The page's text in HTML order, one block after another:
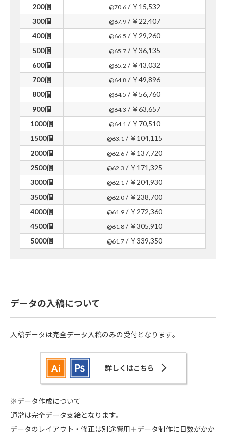
200個
@70.6 / ￥15,532
300個
@67.9 / ￥22,407
400個
@66.5 / ￥29,260
500個
@65.7 / ￥36,135
600個
@65.2 / ￥43,032
700個
@64.8 / ￥49,896
800個
@64.5 / ￥56,760
900個
@64.3 / ￥63,657
1000個
@64.1 / ￥70,510
1500個
@63.1 / ￥104,115
2000個
@62.6 / ￥137,720
2500個
@62.3 / ￥171,325
3000個
@62.1 / ￥204,930
3500個
@62.0 / ￥238,700
4000個
@61.9 / ￥272,360
4500個
@61.8 / ￥305,910
5000個
@61.7 / ￥339,350
データの入稿について
入稿データは完全データ入稿のみの受付となります。
詳しくはこちら
※データ作成について
通常は完全データ支給となります。
データのレイアウト・修正は別途費用＋データ制作に日数がかか